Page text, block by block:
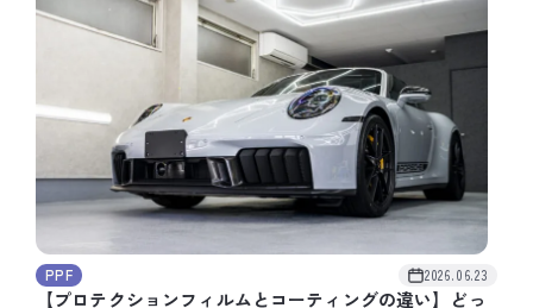
PPF 2026.06.23
【プロテクションフィルムとコーティングの違い】どっ